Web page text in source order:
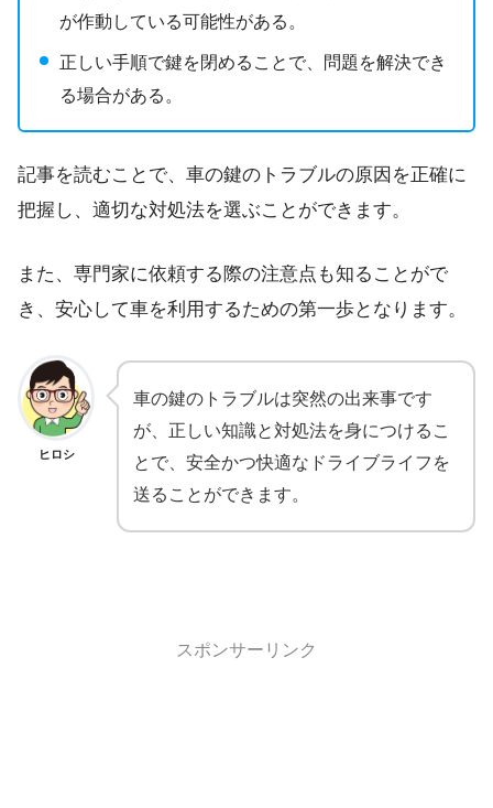
が作動している可能性がある。
正しい手順で鍵を閉めることで、問題を解決でき
る場合がある。
記事を読むことで、車の鍵のトラブルの原因を正確に
把握し、適切な対処法を選ぶことができます。
また、専門家に依頼する際の注意点も知ることがで
き、安心して車を利用するための第一歩となります。
ヒロシ
車の鍵のトラブルは突然の出来事です
が、正しい知識と対処法を身につけるこ
とで、安全かつ快適なドライブライフを
送ることができます。
スポンサーリンク